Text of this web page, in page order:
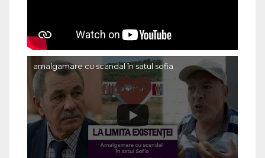
amalgamare cu scandal în satul sofia